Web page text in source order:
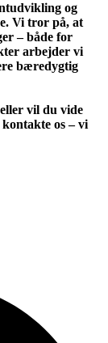
og
Vi tror på, at
– både for
arbejder vi
bæredygtig
vil du vide
os – vi